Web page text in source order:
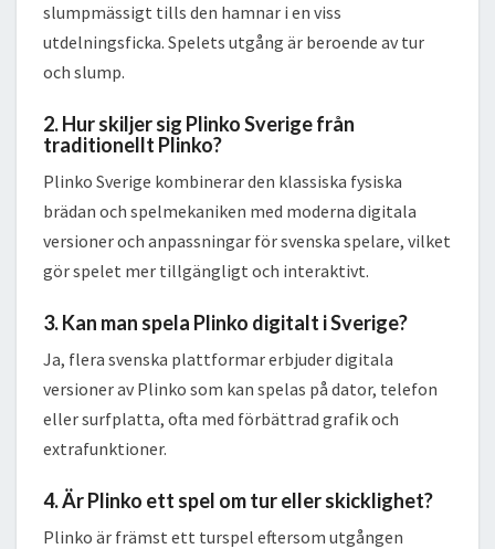
slumpmässigt tills den hamnar i en viss
utdelningsficka. Spelets utgång är beroende av tur
och slump.
2. Hur skiljer sig Plinko Sverige från
traditionellt Plinko?
Plinko Sverige kombinerar den klassiska fysiska
brädan och spelmekaniken med moderna digitala
versioner och anpassningar för svenska spelare, vilket
gör spelet mer tillgängligt och interaktivt.
3. Kan man spela Plinko digitalt i Sverige?
Ja, flera svenska plattformar erbjuder digitala
versioner av Plinko som kan spelas på dator, telefon
eller surfplatta, ofta med förbättrad grafik och
extrafunktioner.
4. Är Plinko ett spel om tur eller skicklighet?
Plinko är främst ett turspel eftersom utgången